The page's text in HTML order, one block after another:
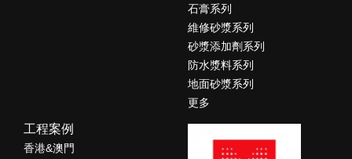
石膏系列
維修砂漿系列
砂漿添加劑系列
防水漿料系列
地面砂漿系列
更多
工程案例
香港&澳門